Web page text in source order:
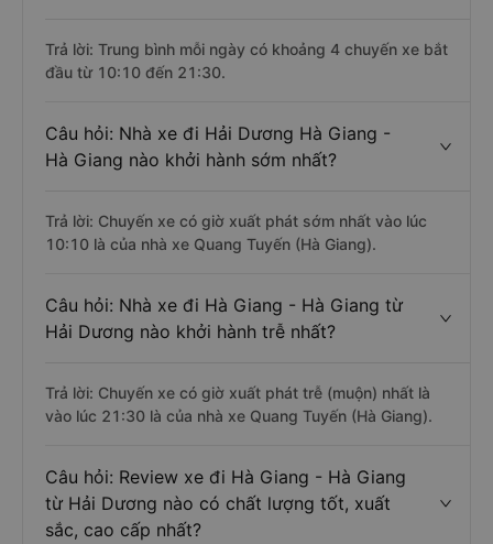
Trả lời: Trung bình mỗi ngày có khoảng 4 chuyến xe bắt
đầu từ 10:10 đến 21:30.
Câu hỏi: Nhà xe đi Hải Dương Hà Giang -
Hà Giang nào khởi hành sớm nhất?
Trả lời: Chuyến xe có giờ xuất phát sớm nhất vào lúc
10:10 là của nhà xe Quang Tuyến (Hà Giang).
Câu hỏi: Nhà xe đi Hà Giang - Hà Giang từ
Hải Dương nào khởi hành trễ nhất?
Trả lời: Chuyến xe có giờ xuất phát trễ (muộn) nhất là
vào lúc 21:30 là của nhà xe Quang Tuyến (Hà Giang).
Câu hỏi: Review xe đi Hà Giang - Hà Giang
từ Hải Dương nào có chất lượng tốt, xuất
sắc, cao cấp nhất?